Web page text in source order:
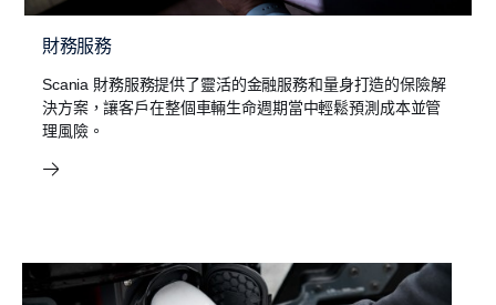
財務服務
Scania 財務服務提供了靈活的金融服務和量身打造的保險解
決方案，讓客戶在整個車輛生命週期當中輕鬆預測成本並管
理風險。